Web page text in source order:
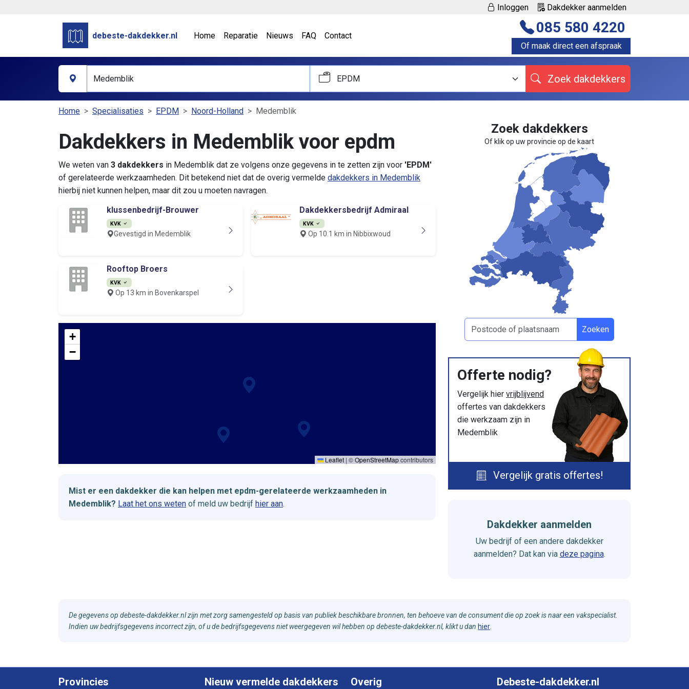
Inloggen Dakdekker aanmelden
debeste-dakdekker.nl Home Reparatie Nieuws FAQ Contact 085 580 4220
Of maak direct een afspraak
EPDM Zoek dakdekkers
Home Specialisaties EPDM Noord-Holland Medemblik
Dakdekkers in Medemblik voor epdm
We weten van 3 dakdekkers in Medemblik dat ze volgens onze gegevens in te zetten zijn voor 'EPDM'
of gerelateerde werkzaamheden. Dit betekend niet dat de overig vermelde dakdekkers in Medemblik
hierbij niet kunnen helpen, maar dit zou u moeten navragen.
klussenbedrijf-Brouwer
KVK
Gevestigd in Medemblik
Dakdekkersbedrijf Admiraal
KVK
Op 10.1 km in Nibbixwoud
Rooftop Broers
KVK
Op 13 km in Bovenkarspel
+
−
Leaflet | ©OpenStreetMapcontributors
Mist er een dakdekker die kan helpen met epdm-gerelateerde werkzaamheden in
Medemblik? Laat het ons weten of meld uw bedrijf hier aan.
Zoek dakdekkers
Of klik op uw provincie op de kaart
Zoeken
Offerte nodig?
Vergelijk hier vrijblijvend
offertes van dakdekkers
die werkzaam zijn in
Medemblik
Vergelijk gratis offertes!
Dakdekker aanmelden
Uw bedrijf of een andere dakdekker
aanmelden? Dat kan via deze pagina.
De gegevens op debeste-dakdekker.nl zijn met zorg samengesteld op basis van publiek beschikbare bronnen, ten behoeve van de consument die op zoek is naar een vakspecialist.
Indien uw bedrijfsgegevens incorrect zijn, of u de bedrijfsgegevens niet weergegeven wil hebben op debeste-dakdekker.nl, klikt u dan hier
Provincies Nieuw vermelde dakdekkers Overig Debeste-dakdekker.nl